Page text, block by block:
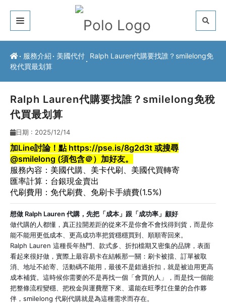
關於我們
服務介紹
常見問題
最新公告
聯絡方式
服務介紹 美國代付
Ralph Lauren代購要找誰？smilelong免
稅代買最划算
Ralph Lauren代購要找誰？smilelong免稅
代買最划算
日期 : 2025/12/14
加Line討論！點 https://pse.is/8g2d3t 或搜尋
@smilelong (須包含＠）加好友。
服務內容： 美國代購、 美卡代刷、 美國代買轉寄
匯率計算：台銀現金賣出
代刷費用：免代刷費、免刷卡手續費(1.5%)
想做 Ralph Lauren 代購，先把「成本」跟「成功率」顧好
做代購的人都懂，真正拉開差距的從來不是你會不會找得到貨，而是你
能不能用更低成本、更高成功率把貨穩穩買到、順順寄回來。
Ralph Lauren 這種長年熱門、款式多、折扣檔期又密集的品牌，表面
看起來很好做，實際上最容易卡在結帳那一關：刷卡被擋、訂單被取
消、地址不給寄、活動碼不能用，最後不是錯過折扣，就是被迫用更高
成本補貨。這時候你需要的不是再找一個「會買的人」，而是找一個能
把整條流程變穩、把稅金與運費壓下來、還能在旺季扛住量的合作夥
伴，smilelong 代刷代購就是為這種需求而存在。